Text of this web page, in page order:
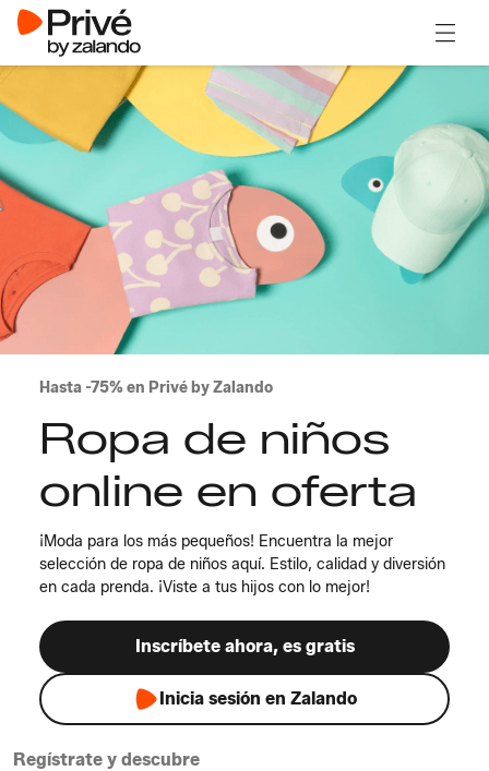
Hasta -75% en Privé by Zalando
Ropa de niños
online en oferta
¡Moda para los más pequeños! Encuentra la mejor
selección de ropa de niños aquí. Estilo, calidad y diversión
en cada prenda. ¡Viste a tus hijos con lo mejor!
Inscríbete ahora, es gratis
Inicia sesión en Zalando
Regístrate y descubre